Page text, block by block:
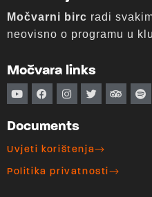
Močvarni birc radi
neovisno o programu u
Močvara links
Documents
Uvjeti korištenja
Politika privatnosti